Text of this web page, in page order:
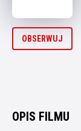
OBSERWUJ
REŻYSERIA
OPIS FILMU